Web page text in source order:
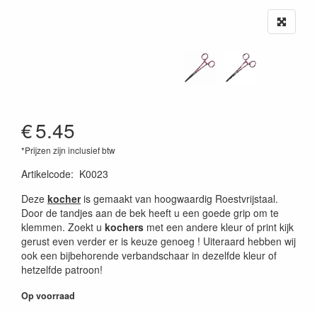
€5.45
*Prijzen zijn inclusief btw
Artikelcode: K0023
Deze kocheris gemaakt van hoogwaardig Roestvrijstaal.
Door de tandjes aan de bek heeft u een goede grip om te
klemmen. Zoekt u kochers met een andere kleur of print kijk
gerust even verder er is keuze genoeg ! Uiteraard hebben wij
ook een bijbehorende verbandschaar in dezelfde kleur of
hetzelfde patroon!
Op voorraad